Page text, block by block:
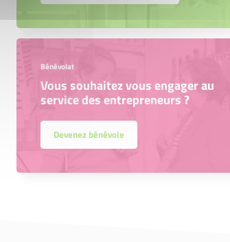
Bénévolat
Vous souhaitez vous engager au
service des entrepreneurs ?
Devenez bénévole